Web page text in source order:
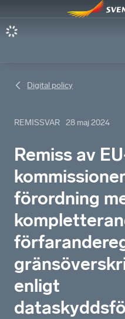
Digital policy
REMISSVAR 28 maj 2024
Remiss av
förordning
enligt